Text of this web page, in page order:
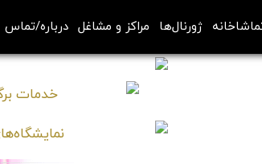
ژورنال‌ها مراکز و مشاغل درباره/تماس